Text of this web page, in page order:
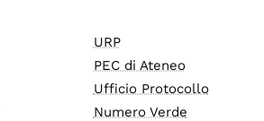
URP
PEC di Ateneo
Ufficio Protocollo
Numero Verde